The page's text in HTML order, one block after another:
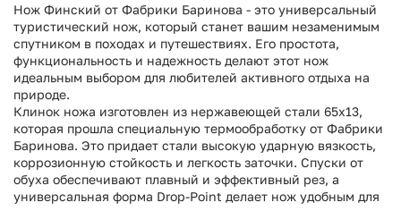
Нож Финский от Фабрики Баринова - это универсальный
туристический нож, который станет вашим незаменимым
спутником в походах и путешествиях. Его простота,
функциональность и надежность делают этот нож
идеальным выбором для любителей активного отдыха на
природе.
Клинок ножа изготовлен из нержавеющей стали 65х13,
которая прошла специальную термообработку от Фабрики
Баринова. Это придает стали высокую ударную вязкость,
коррозионную стойкость и легкость заточки. Спуски от
обуха обеспечивают плавный и эффективный рез, а
универсальная форма Drop-Point делает нож удобным для